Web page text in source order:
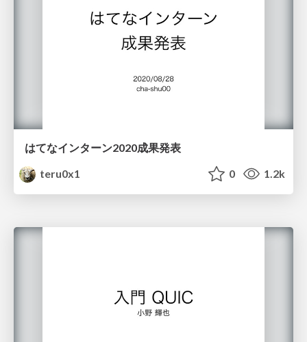
はてなインターン2020成果発表
teru0x1
0 1.2k